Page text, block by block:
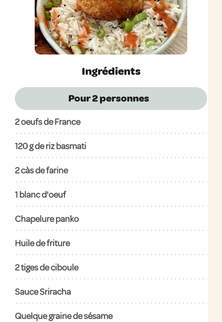
Ingrédients
Pour 2personnes
2oeufs de France
120g de riz basmati
2càs de farine
1 blanc d'oeuf
Chapelure panko
Huile de friture
2tiges de ciboule
Sauce Sriracha
Quelque graine de sésame